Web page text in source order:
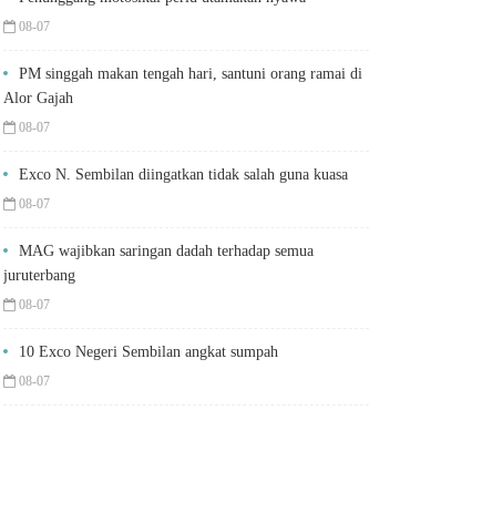
08-07
PM singgah makan tengah hari, santuni orang ramai di
Alor Gajah
08-07
Exco N. Sembilan diingatkan tidak salah guna kuasa
08-07
MAG wajibkan saringan dadah terhadap semua
juruterbang
08-07
10 Exco Negeri Sembilan angkat sumpah
08-07